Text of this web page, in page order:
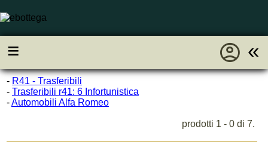
≡ «
account_circle
- R41 - Trasferibili
- Trasferibili r41: 6 Infortunistica
-Automobili Alfa Romeo
prodotti 1 - 0 di 7.